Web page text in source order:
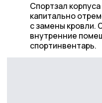
Спортзал
капитально
с замены кровли.
внутренние
спортинвентарь.